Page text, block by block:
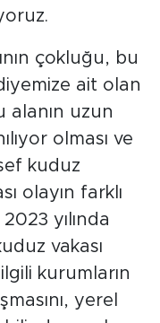
çokluğu, bu
ait olan
alanın uzun
olması ve
kuduz
olayın farklı
yılında
vakası
kurumların
yerel